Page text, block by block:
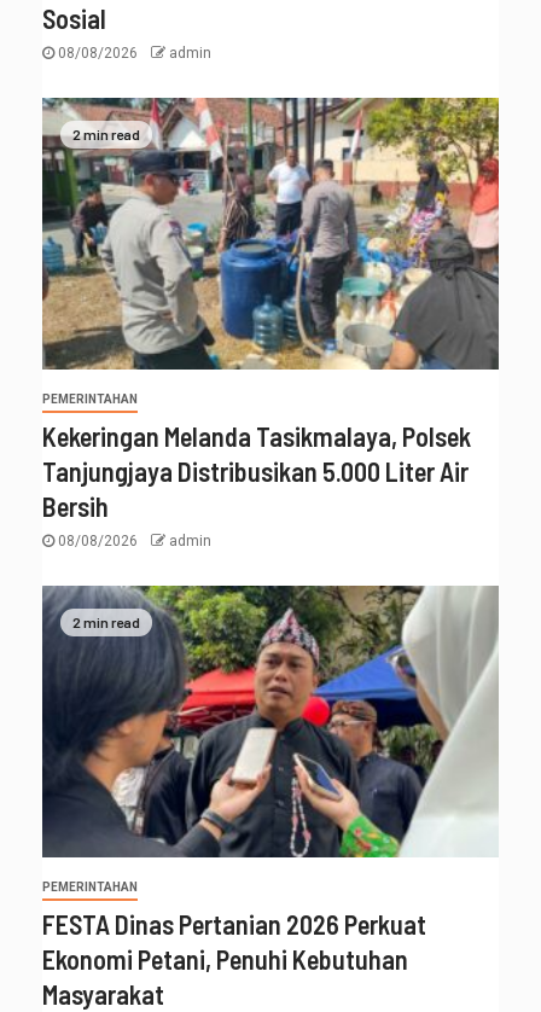
Sosial
08/08/2026 admin
2 min read
PEMERINTAHAN
Kekeringan Melanda Tasikmalaya, Polsek
Tanjungjaya Distribusikan 5.000 Liter Air
Bersih
08/08/2026 admin
2 min read
PEMERINTAHAN
FESTA Dinas Pertanian 2026 Perkuat
Ekonomi Petani, Penuhi Kebutuhan
Masyarakat